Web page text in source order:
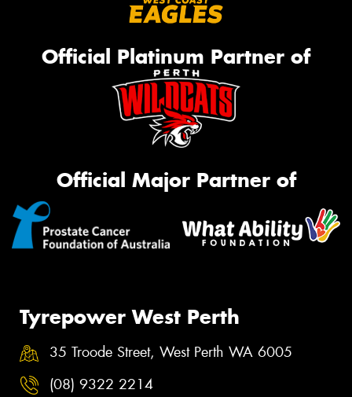
Official Platinum Partner of
Official Major Partner of
Tyrepower West Perth
35 Troode Street, West Perth WA 6005
(08) 9322 2214